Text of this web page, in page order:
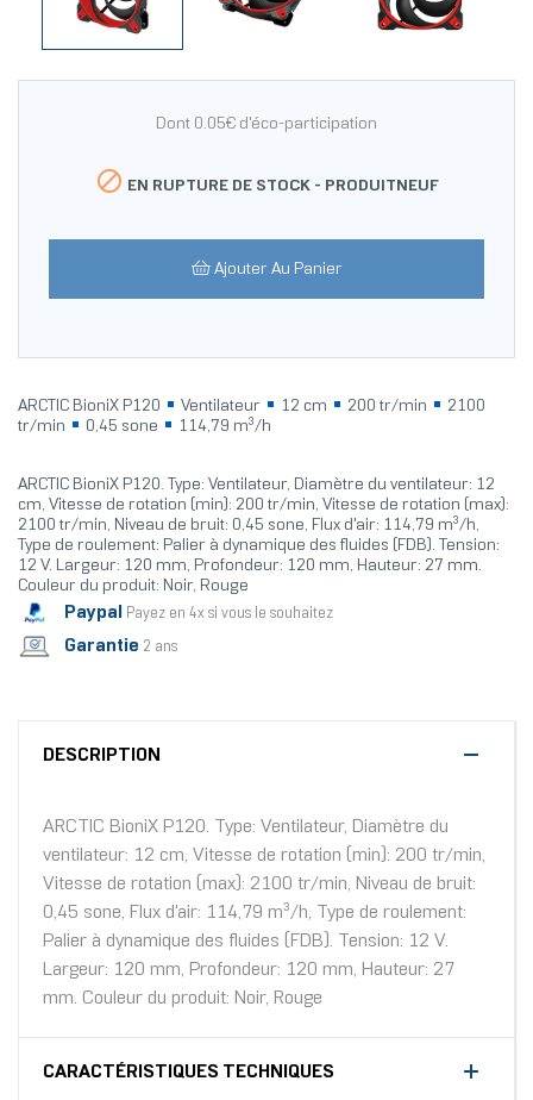
Dont 0.05€ d'éco-participation
 EN RUPTURE DE STOCK - PRODUITNEUF
Ajouter Au Panier
ARCTIC BioniX P120 Ventilateur 12 cm 200 tr/min
2100
tr/min
0,45 sone 114,79 m³/h
ARCTIC BioniX P120. Type: Ventilateur, Diamètre du ventilateur: 12
cm, Vitesse de rotation (min): 200 tr/min, Vitesse de rotation (max):
2100 tr/min, Niveau de bruit: 0,45 sone, Flux d'air: 114,79 m³/h,
Type de roulement: Palier à dynamique des fluides (FDB). Tension:
12 V. Largeur: 120 mm, Profondeur: 120 mm, Hauteur: 27 mm.
Couleur du produit: Noir, Rouge
Paypal Payez en 4x si vous le souhaitez
Garantie 2 ans
DESCRIPTION
ARCTIC BioniX P120. Type: Ventilateur, Diamètre du
ventilateur: 12 cm, Vitesse de rotation (min): 200 tr/min,
Vitesse de rotation (max): 2100 tr/min, Niveau de bruit:
0,45 sone, Flux d'air: 114,79 m³/h, Type de roulement:
Palier à dynamique des fluides (FDB). Tension: 12 V.
Largeur: 120 mm, Profondeur: 120 mm, Hauteur: 27
mm. Couleur du produit: Noir, Rouge
CARACTÉRISTIQUES TECHNIQUES